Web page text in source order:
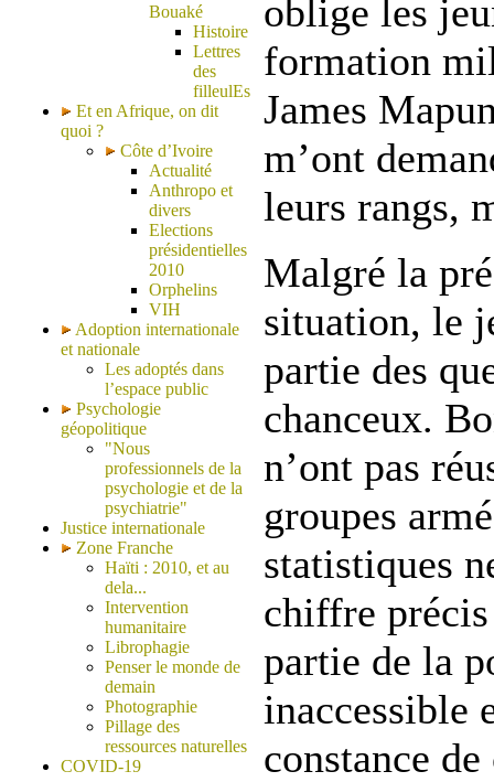
Bouaké
Histoire
Lettres
des
filleulEs
Et en Afrique, on dit
quoi ?
Côte d’Ivoire
Actualité
Anthropo et
divers
Elections
présidentielles
2010
Orphelins
VIH
Adoption internationale
et nationale
Les adoptés dans
l’espace public
Psychologie
géopolitique
"Nous
professionnels de la
psychologie et de la
psychiatrie"
Justice internationale
Zone Franche
Haïti : 2010, et au
dela...
Intervention
humanitaire
Librophagie
Penser le monde de
demain
Photographie
Pillage des
ressources naturelles
COVID-19
oblige les
formation
James
m’ont
leurs rangs,
Malgré la
situation, le
partie des
chanceux.
n’ont pas
groupes
statistiques
chiffre
partie de la
inaccessible
constance